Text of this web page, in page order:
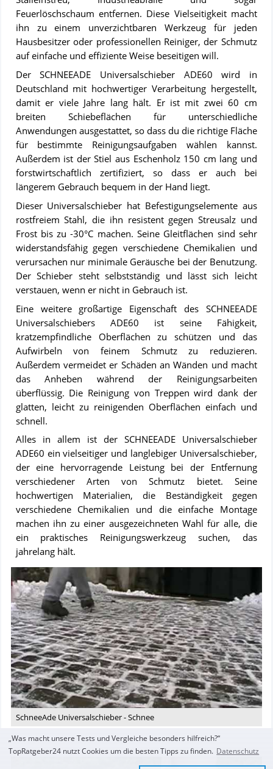
Feuerlöschschaum entfernen. Diese Vielseitigkeit macht
ihn zu einem unverzichtbaren Werkzeug für jeden
Hausbesitzer oder professionellen Reiniger, der Schmutz
auf einfache und effiziente Weise beseitigen will.
Der SCHNEEADE Universalschieber ADE60 wird in
Deutschland mit hochwertiger Verarbeitung hergestellt,
damit er viele Jahre lang hält. Er ist mit zwei 60 cm
breiten Schiebeflächen für unterschiedliche
Anwendungen ausgestattet, so dass du die richtige Fläche
für bestimmte Reinigungsaufgaben wählen kannst.
Außerdem ist der Stiel aus Eschenholz 150 cm lang und
forstwirtschaftlich zertifiziert, so dass er auch bei
längerem Gebrauch bequem in der Hand liegt.
Dieser Universalschieber hat Befestigungselemente aus
rostfreiem Stahl, die ihn resistent gegen Streusalz und
Frost bis zu -30°C machen. Seine Gleitflächen sind sehr
widerstandsfähig gegen verschiedene Chemikalien und
verursachen nur minimale Geräusche bei der Benutzung.
Der Schieber steht selbstständig und lässt sich leicht
verstauen, wenn er nicht in Gebrauch ist.
Eine weitere großartige Eigenschaft des SCHNEEADE
Universalschiebers ADE60 ist seine Fähigkeit,
kratzempfindliche Oberflächen zu schützen und das
Aufwirbeln von feinem Schmutz zu reduzieren.
Außerdem vermeidet er Schäden an Wänden und macht
das Anheben während der Reinigungsarbeiten
überflüssig. Die Reinigung von Treppen wird dank der
glatten, leicht zu reinigenden Oberflächen einfach und
schnell.
Alles in allem ist der SCHNEEADE Universalschieber
ADE60 ein vielseitiger und langlebiger Universalschieber,
der eine hervorragende Leistung bei der Entfernung
verschiedener Arten von Schmutz bietet. Seine
hochwertigen Materialien, die Beständigkeit gegen
verschiedene Chemikalien und die einfache Montage
machen ihn zu einer ausgezeichneten Wahl für alle, die
ein praktisches Reinigungswerkzeug suchen, das
jahrelang hält.
Video:
SchneeAde
Universalschieber
-
Schnee
SchneeAde Universalschieber - Schnee
„Was macht unsere Tests und Vergleiche besonders hilfreich?“
TopRatgeber24 nutzt Cookies um die besten Tipps zu finden. Datenschutz